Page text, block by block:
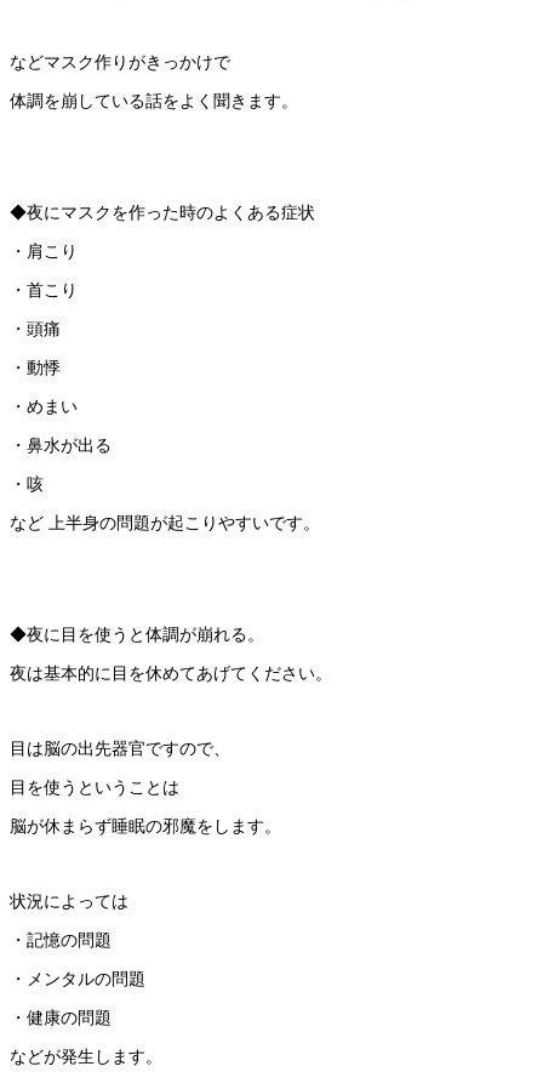
などマスク作りがきっかけで
体調を崩している話をよく聞きます。
◆夜にマスクを作った時のよくある症状
・肩こり
・首こり
・頭痛
・動悸
・めまい
・鼻水が出る
・咳
など 上半身の問題が起こりやすいです。
◆夜に目を使うと体調が崩れる。
夜は基本的に目を休めてあげてください。
目は脳の出先器官ですので、
目を使うということは
脳が休まらず睡眠の邪魔をします。
状況によっては
・記憶の問題
・メンタルの問題
・健康の問題
などが発生します。